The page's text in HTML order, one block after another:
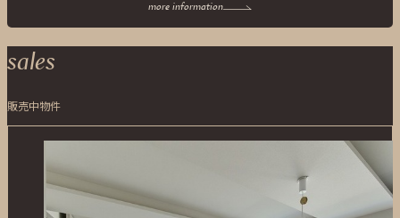
more information
sales
販売中物件